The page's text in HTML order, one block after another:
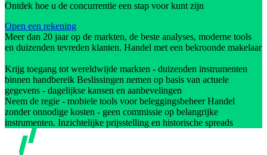
Ontdek hoe u de concurrentie een stap voor kunt zijn
Open een rekening
Meer dan 20 jaar op de markten, de beste analyses, moderne tools
en duizenden tevreden klanten. Handel met een bekroonde makelaar
Krijg toegang tot wereldwijde markten - duizenden instrumenten
binnen handbereik Beslissingen nemen op basis van actuele
gegevens - dagelijkse kansen en aanbevelingen
Neem de regie - mobiele tools voor beleggingsbeheer Handel
zonder onnodige kosten - geen commissie op belangrijke
instrumenten. Inzichtelijke prijsstelling en historische spreads